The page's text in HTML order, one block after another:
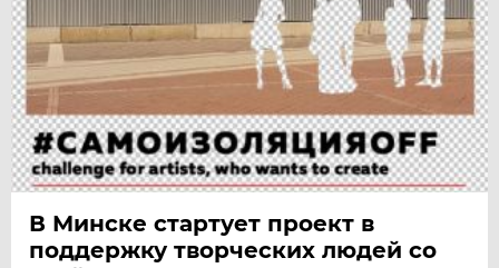
В Минске стартует проект в
поддержку творческих людей со